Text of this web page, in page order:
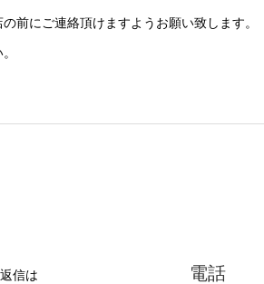
前にご連絡頂けますようお願い致します。
信は 電話